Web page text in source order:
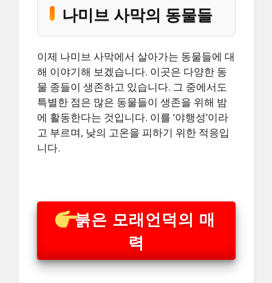
나미브 사막의 동물들
이제 나미브 사막에서 살아가는 동물들에 대
해 이야기해 보겠습니다. 이곳은 다양한 동
물 종들이 생존하고 있습니다. 그 중에서도
특별한 점은 많은 동물들이 생존을 위해 밤
에 활동한다는 것입니다. 이를 ‘야행성’이라
고 부르며, 낮의 고온을 피하기 위한 적응입
니다.
붉은 모래언덕의 매
력